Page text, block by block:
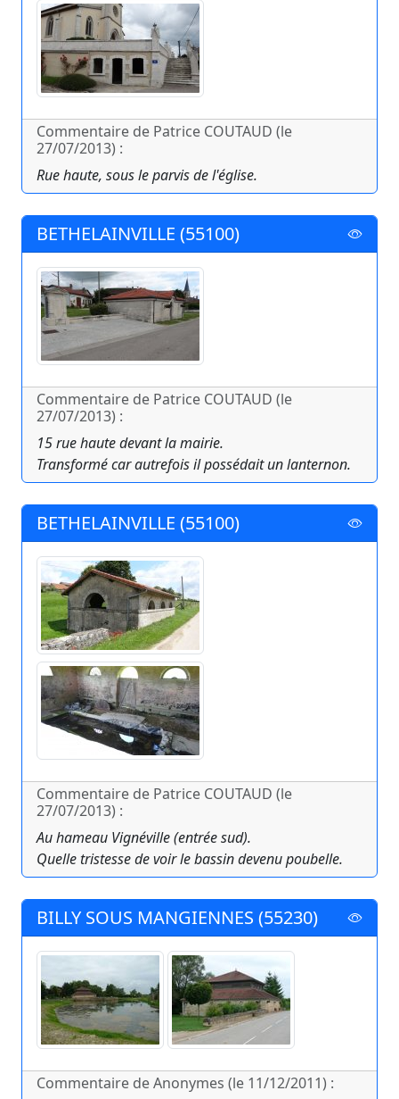
Commentaire de Patrice COUTAUD (le
27/07/2013) :
Rue haute, sous le parvis de l'église.
BETHELAINVILLE (55100)
Commentaire de Patrice COUTAUD (le
27/07/2013) :
15 rue haute devant la mairie.
Transformé car autrefois il possédait un lanternon.
BETHELAINVILLE (55100)
Commentaire de Patrice COUTAUD (le
27/07/2013) :
Au hameau Vignéville (entrée sud).
Quelle tristesse de voir le bassin devenu poubelle.
BILLY SOUS MANGIENNES (55230)
Commentaire de Anonymes (le 11/12/2011) :